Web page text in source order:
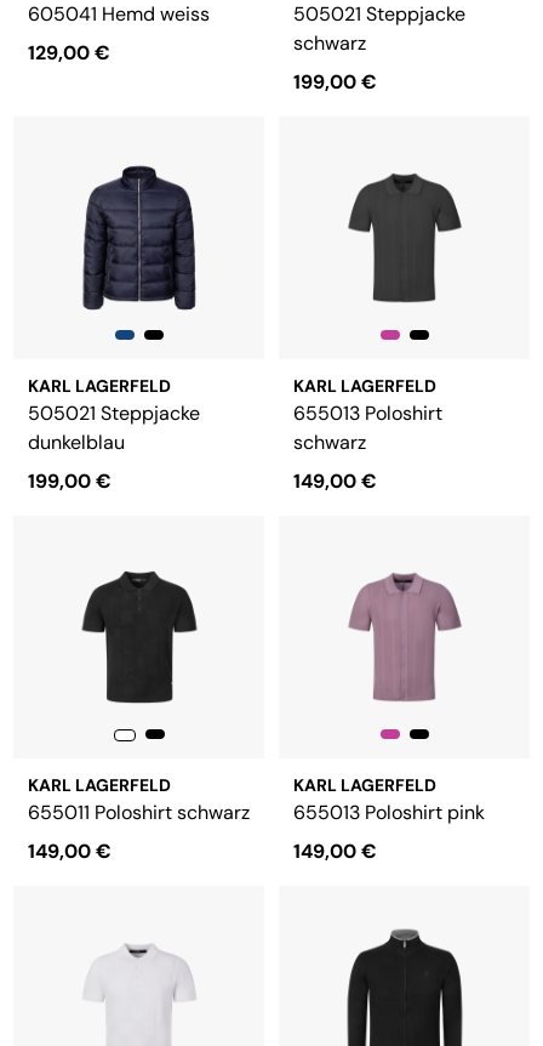
605041 Hemd weiss
129,00 €
505021 Steppjacke
schwarz
199,00 €
KARL LAGERFELD
505021 Steppjacke
dunkelblau
199,00 €
KARL LAGERFELD
655013 Poloshirt
schwarz
149,00 €
KARL LAGERFELD
655011 Poloshirt schwarz
149,00 €
KARL LAGERFELD
655013 Poloshirt pink
149,00 €